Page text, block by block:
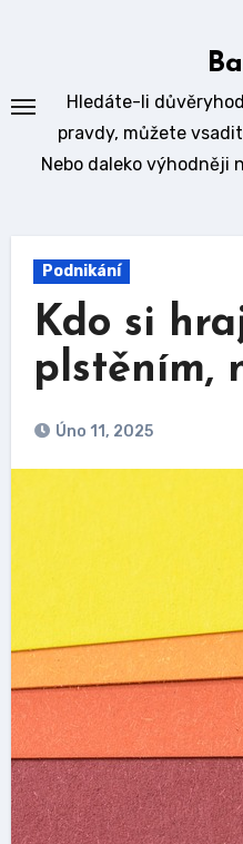
Hledáte-li
pravdy, můžete
Nebo daleko výhodněji
Podnikání
Kdo si
plstěním,
Úno 11, 2025